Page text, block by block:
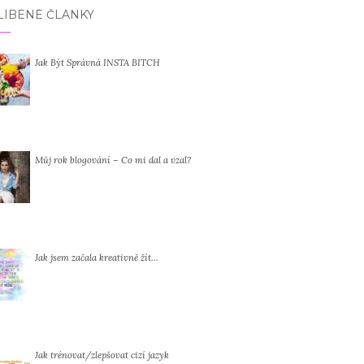
ČLÁNKY
Jak Být Správná INSTA BITCH
Můj rok blogování – Co mi dal a vzal?
Jak jsem začala kreativně žít…
Jak trénovat/zlepšovat cizí jazyk